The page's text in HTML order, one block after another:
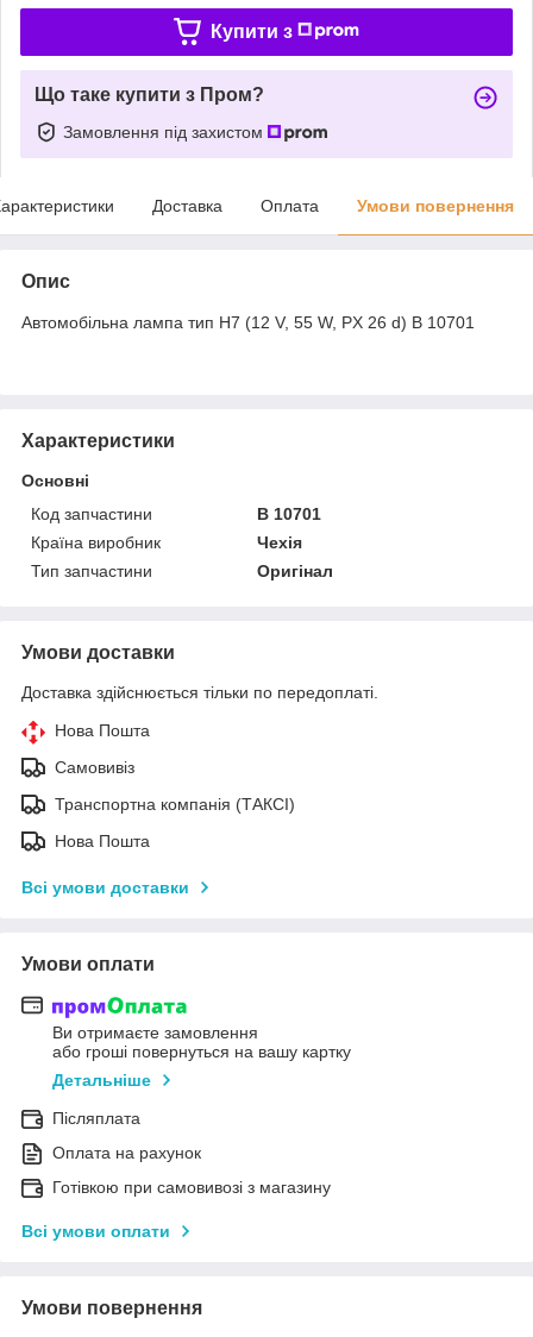
Купити з
Що таке купити з Пром?
Замовлення під захистом
Доставка Оплата Умови повернення
Опис
Автомобільна лампа тип H7 (12 V, 55 W, PX 26 d) B 10701
Характеристики
Основні
Код запчастини
B 10701
Країна виробник
Чехія
Тип запчастини
Оригінал
Умови доставки
Доставка здійснюється тільки по передоплаті.
Нова Пошта
Самовивіз
Транспортна компанія (ТАКСІ)
Нова Пошта
Всі умови доставки
Умови оплати
Ви отримаєте замовлення
або гроші повернуться на вашу картку
Детальніше
Післяплата
Оплата на рахунок
Готівкою при самовивозі з магазину
Всі умови оплати
Умови повернення